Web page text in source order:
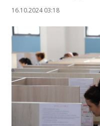
16.10.2024 03:18